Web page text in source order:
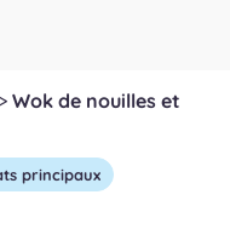
Wok de nouilles et
principaux